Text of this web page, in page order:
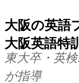
大阪の英語
大阪英語特
東大卒・英
が指導